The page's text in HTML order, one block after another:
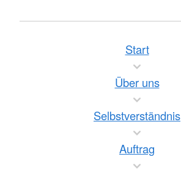
Start
Über uns
Selbstverständnis
Auftrag